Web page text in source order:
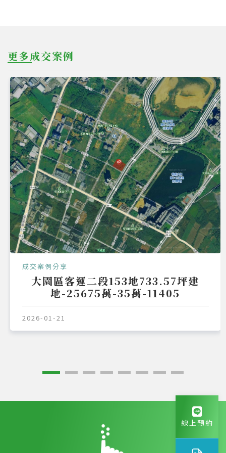
更多成交案例
成交案例分享
大園區竹圍段拔子林小段353地65.34
坪建地-642.4萬-9.83萬-11405
線上預約